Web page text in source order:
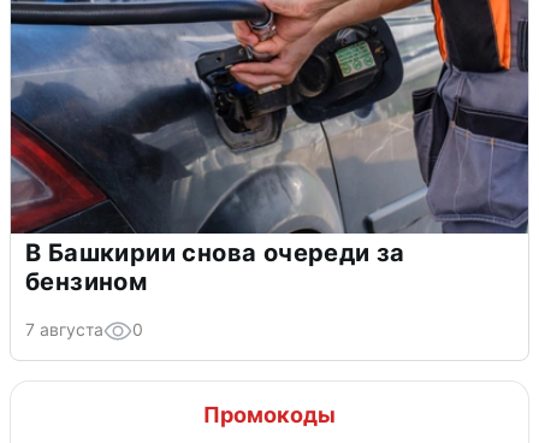
В Башкирии снова очереди за
бензином
7 августа 0
Промокоды